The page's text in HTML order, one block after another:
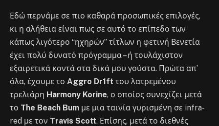
Εδώ περνάμε σε πιο καθαρά προσωπικές επιλογές,
κι η αλήθεια είναι πως σε αυτό το επίπεδο των
κάπως λιγότερο “ηχηρών” τίτλων η φετινή Βενετία
έχει πολύ δυνατό πρόγραμμα – ή τουλάχιστον
εξαιρετικά κοντά στα δικά μου γούστα. Πρώτα απ’
όλα, έχουμε το Aggro Dr1ft του λατρεμένου
τρελιάρη Harmony Korine, ο οποίος συνεχίζει μετά
το The Beach Bum με μια ταινία γυρισμένη σε infra-
red με τον Travis Scott. Επίσης, μετά το διεθνές